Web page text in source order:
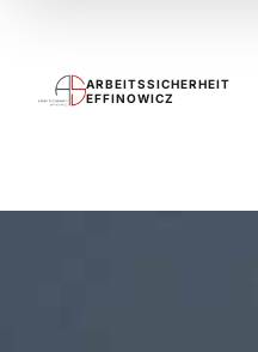
ARBEITSSICHERHEIT
EFFINOWICZ